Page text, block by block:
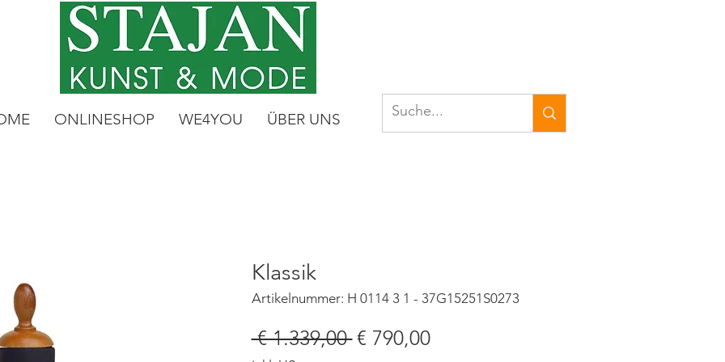
ONLINESHOP WE4YOU ÜBER UNS
Klassik
Artikelnummer: H 0114 3 1 - 37G15251S0273
€ 1.339,00 Standardpreis
€ 790,00Sale-